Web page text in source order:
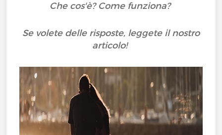
Che cos'è? Come funziona?
Se volete delle risposte, leggete il nostro
articolo!